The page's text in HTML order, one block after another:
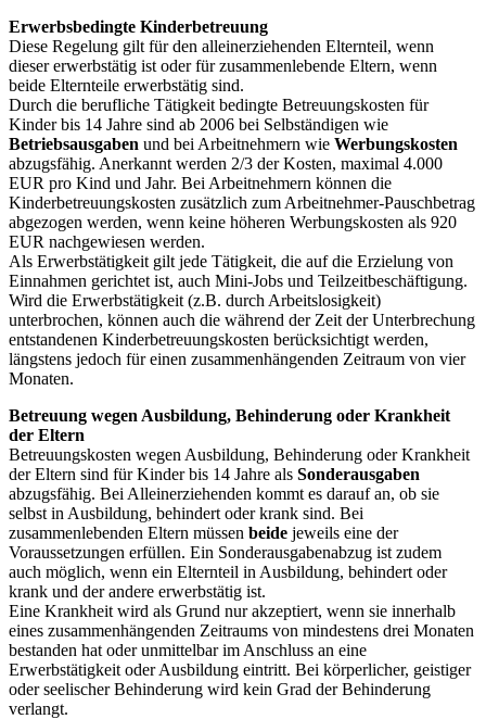
Erwerbsbedingte Kinderbetreuung
Diese Regelung gilt für den alleinerziehenden Elternteil, wenn
dieser erwerbstätig ist oder für zusammenlebende Eltern, wenn
beide Elternteile erwerbstätig sind.
Durch die berufliche Tätigkeit bedingte Betreuungskosten für
Kinder bis 14 Jahre sind ab 2006 bei Selbständigen wie
Betriebsausgaben und bei Arbeitnehmern wie Werbungskosten
abzugsfähig. Anerkannt werden 2/3 der Kosten, maximal 4.000
EUR pro Kind und Jahr. Bei Arbeitnehmern können die
Kinderbetreuungskosten zusätzlich zum Arbeitnehmer-Pauschbetrag
abgezogen werden, wenn keine höheren Werbungskosten als 920
EUR nachgewiesen werden.
Als Erwerbstätigkeit gilt jede Tätigkeit, die auf die Erzielung von
Einnahmen gerichtet ist, auch Mini-Jobs und Teilzeitbeschäftigung.
Wird die Erwerbstätigkeit (z.B. durch Arbeitslosigkeit)
unterbrochen, können auch die während der Zeit der Unterbrechung
entstandenen Kinderbetreuungskosten berücksichtigt werden,
längstens jedoch für einen zusammenhängenden Zeitraum von vier
Monaten.
Betreuung wegen Ausbildung, Behinderung oder Krankheit
der Eltern
Betreuungskosten wegen Ausbildung, Behinderung oder Krankheit
der Eltern sind für Kinder bis 14 Jahre als Sonderausgaben
abzugsfähig. Bei Alleinerziehenden kommt es darauf an, ob sie
selbst in Ausbildung, behindert oder krank sind. Bei
zusammenlebenden Eltern müssen beide jeweils eine der
Voraussetzungen erfüllen. Ein Sonderausgabenabzug ist zudem
auch möglich, wenn ein Elternteil in Ausbildung, behindert oder
krank und der andere erwerbstätig ist.
Eine Krankheit wird als Grund nur akzeptiert, wenn sie innerhalb
eines zusammenhängenden Zeitraums von mindestens drei Monaten
bestanden hat oder unmittelbar im Anschluss an eine
Erwerbstätigkeit oder Ausbildung eintritt. Bei körperlicher, geistiger
oder seelischer Behinderung wird kein Grad der Behinderung
verlangt.